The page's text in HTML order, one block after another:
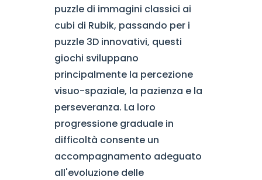
puzzle di immagini classici ai
cubi di Rubik, passando per i
puzzle 3D innovativi, questi
giochi sviluppano
principalmente la percezione
visuo-spaziale, la pazienza e la
perseveranza. La loro
progressione graduale in
difficoltà consente un
accompagnamento adeguato
all'evoluzione delle